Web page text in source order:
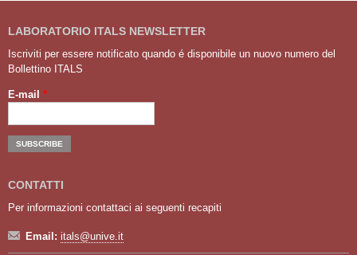
LABORATORIO ITALS NEWSLETTER
Iscriviti per essere notificato quando é disponibile un nuovo numero del
Bollettino ITALS
E-mail *
CONTATTI
Per informazioni contattaci ai seguenti recapiti
Email: itals@unive.it